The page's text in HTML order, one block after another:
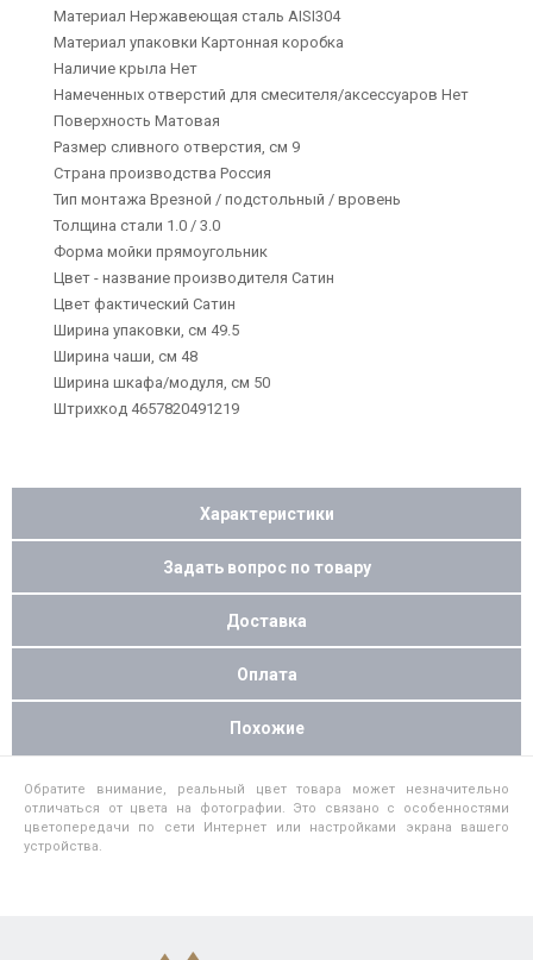
Материал Нержавеющая сталь AISI304
Материал упаковки Картонная коробка
Наличие крыла Нет
Намеченных отверстий для смесителя/аксессуаров Нет
Поверхность Матовая
Размер сливного отверстия, см 9
Страна производства Россия
Тип монтажа Врезной / подстольный / вровень
Толщина стали 1.0 / 3.0
Форма мойки прямоугольник
Цвет - название производителя Сатин
Цвет фактический Сатин
Ширина упаковки, см 49.5
Ширина чаши, см 48
Ширина шкафа/модуля, см 50
Штрихкод 4657820491219
Характеристики
Задать вопрос по товару
Доставка
Оплата
Похожие
Обратите внимание, реальный цвет товара может незначительно
отличаться от цвета на фотографии. Это связано с особенностями
цветопередачи по сети Интернет или настройками экрана вашего
устройства.